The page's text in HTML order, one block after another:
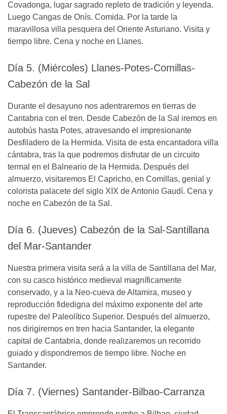
Covadonga, lugar sagrado repleto de tradición y leyenda.
Luego Cangas de Onís. Comida. Por la tarde la
maravillosa villa pesquera del Oriente Asturiano. Visita y
tiempo libre. Cena y noche en Llanes.
Día 5. (Miércoles) Llanes-Potes-Comillas-
Cabezón de la Sal
Durante el desayuno nos adentraremos en tierras de
Cantabria con el tren. Desde Cabezón de la Sal iremos en
autobús hasta Potes, atravesando el impresionante
Desfiladero de la Hermida. Visita de esta encantadora villa
cántabra, tras la que podremos disfrutar de un circuito
termal en el Balneario de la Hermida. Después del
almuerzo, visitaremos El Capricho, en Comillas, genial y
colorista palacete del siglo XIX de Antonio Gaudí. Cena y
noche en Cabezón de la Sal.
Día 6. (Jueves) Cabezón de la Sal-Santillana
del Mar-Santander
Nuestra primera visita será a la villa de Santillana del Mar,
con su casco histórico medieval magníficamente
conservado, y a la Neo-cueva de Altamira, museo y
reproducción fidedigna del máximo exponente del arte
rupestre del Paleolítico Superior. Después del almuerzo,
nos dirigiremos en tren hacia Santander, la elegante
capital de Cantabria, donde realizaremos un recorrido
guiado y dispondremos de tiempo libre. Noche en
Santander.
Día 7. (Viernes) Santander-Bilbao-Carranza